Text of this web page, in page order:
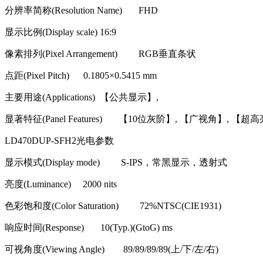
分辨率简称(Resolution Name) FHD
显示比例(Display scale) 16:9
像素排列 (Pixel Arrangement) RGB垂直条状
点距(Pixel Pitch) 0.1805×0.5415 mm
主要用途(Applications) 【公共显示】 ,
显著特征(Panel Features) 【 10位灰阶】 , 【广视角】 , 【超高
LD470DUP-SFH2光电参数
显示模式(Display mode) S-IPS ，常黑显示，透射式
亮度(Luminance) 2000 nits
色彩饱和度(Color Saturation) 72%NTSC(CIE1931)
响应时间(Response) 10(Typ.)(GtoG) ms
可视角度(Viewing Angle) 89/89/89/89( 上/下/左/右)